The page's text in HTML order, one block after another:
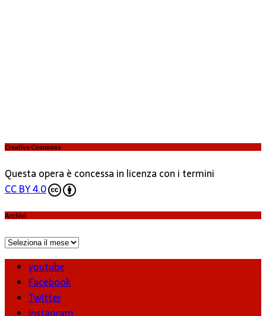
Creative Commons
Questa opera è concessa in licenza con i termini
CC BY 4.0
Archivi
Archivi
youtube
Facebook
Twitter